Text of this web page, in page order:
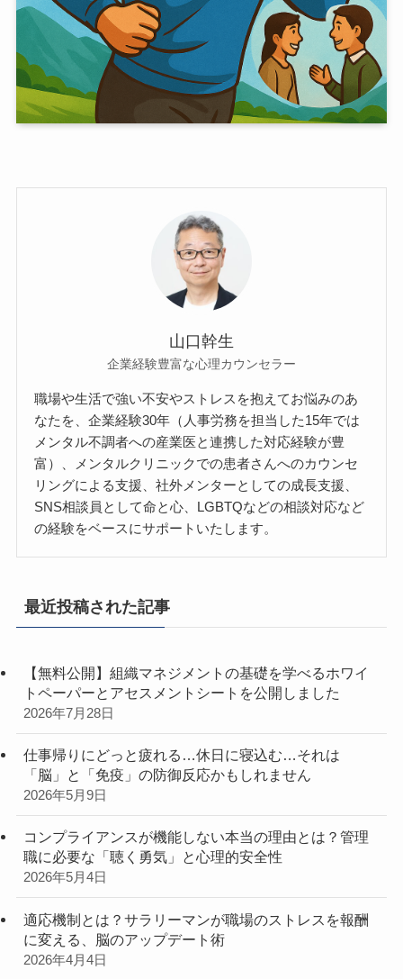
山口幹生
企業経験豊富な心理カウンセラー
職場や生活で強い不安やストレスを抱えてお悩みのあ
なたを、企業経験30年（人事労務を担当した15年では
メンタル不調者への産業医と連携した対応経験が豊
富）、メンタルクリニックでの患者さんへのカウンセ
リングによる支援、社外メンターとしての成長支援、
SNS相談員として命と心、LGBTQなどの相談対応など
の経験をベースにサポートいたします。
最近投稿された記事
【無料公開】組織マネジメントの基礎を学べるホワイ
トペーパーとアセスメントシートを公開しました
2026年7月28日
仕事帰りにどっと疲れる…休日に寝込む…それは
「脳」と「免疫」の防御反応かもしれません
2026年5月9日
コンプライアンスが機能しない本当の理由とは？管理
職に必要な「聴く勇気」と心理的安全性
2026年5月4日
適応機制とは？サラリーマンが職場のストレスを報酬
に変える、脳のアップデート術
2026年4月4日